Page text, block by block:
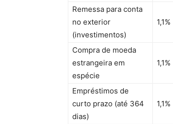
Remessa para conta
no exterior
(investimentos)
1,1%
Compra de moeda
estrangeira em
espécie
1,1%
Empréstimos de
curto prazo (até 364
dias)
1,1%